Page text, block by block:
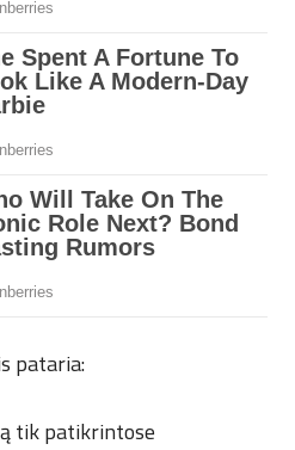
pataria:
tik patikrintose